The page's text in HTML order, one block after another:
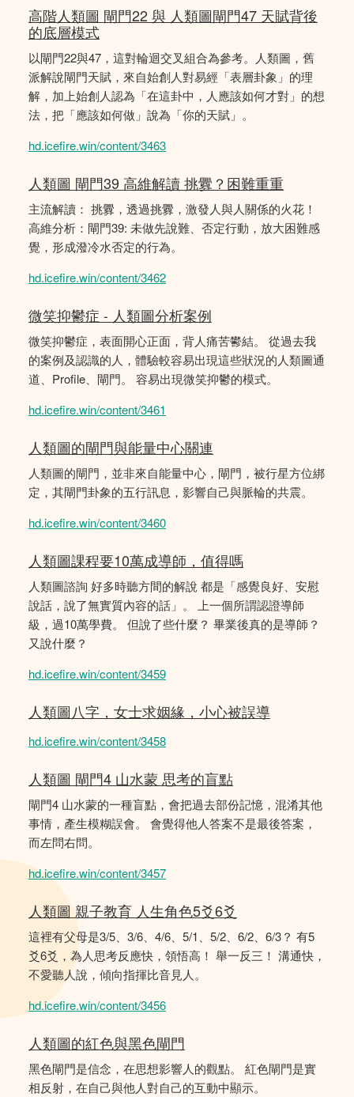
高階人類圖 閘門22 與 人類圖閘門47 天賦背後
的底層模式
以閘門22與47，這對輪迴交叉組合為參考。人類圖，舊
派解說閘門天賦，來自始創人對易經「表層卦象」的理
解，加上始創人認為「在這卦中，人應該如何才對」的想
法，把「應該如何做」說為「你的天賦」。
hd.icefire.win/content/3463
人類圖 閘門39 高維解讀 挑釁？困難重重
主流解讀： 挑釁，透過挑釁，激發人與人關係的火花！
高維分析：閘門39: 未做先說難、否定行動，放大困難感
覺，形成潑冷水否定的行為。
hd.icefire.win/content/3462
微笑抑鬱症 - 人類圖分析案例
微笑抑鬱症，表面開心正面，背人痛苦鬰結。 從過去我
的案例及認識的人，體驗較容易出現這些狀況的人類圖通
道、Profile、閘門。 容易出現微笑抑鬱的模式。
hd.icefire.win/content/3461
人類圖的閘門與能量中心關連
人類圖的閘門，並非來自能量中心，閘門，被行星方位綁
定，其閘門卦象的五行訊息，影響自己與脈輪的共震。
hd.icefire.win/content/3460
人類圖課程要10萬成導師，值得嗎
人類圖諮詢 好多時聽方間的解說 都是「感覺良好、安慰
說話，說了無實質內容的話」。 上一個所謂認證導師
級，過10萬學費。 但說了些什麼？ 畢業後真的是導師？
又說什麼？
hd.icefire.win/content/3459
人類圖八字，女士求姻緣，小心被誤導
hd.icefire.win/content/3458
人類圖 閘門4 山水蒙 思考的盲點
閘門4 山水蒙的一種盲點，會把過去部份記憶，混淆其他
事情，產生模糊誤會。 會覺得他人答案不是最後答案，
而左問右問。
hd.icefire.win/content/3457
人類圖 親子教育 人生角色5爻6爻
這裡有父母是3/5、3/6、4/6、5/1、5/2、6/2、6/3？ 有5
爻6爻，為人思考反應快，領悟高！ 舉一反三！ 溝通快，
不愛聽人說，傾向指揮比音見人。
hd.icefire.win/content/3456
人類圖的紅色與黑色閘門
黑色閘門是信念，在思想影響人的觀點。 紅色閘門是實
相反射，在自己與他人對自己的互動中顯示。